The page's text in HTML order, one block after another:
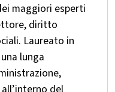
maggiori esperti
diritto
Laureato in
lunga